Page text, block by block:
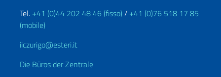
Tel. +41 (0)44 202 48 46 (fisso) / +41 (0)76 518 17 85
(mobile)
iiczurigo@esteri.it
Die Büros der Zentrale